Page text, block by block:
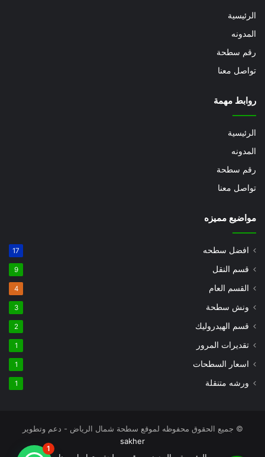
الرئيسية
المدونه
رقم سطحة
تواصل معنا
روابط مهمة
الرئيسية
المدونه
رقم سطحة
تواصل معنا
مواضيع مميزه
افضل سطحه 17
قسم النقل 9
القسم العام 4
ونش سطحة 3
قسم الهيدروليك 2
تقديرات المرور 1
اسعار السطحات 1
ورشه متنقلة 1
© جميع الحقوق محفوظه لموقع سطحة شمال الرياض - دعم وتطوير
sakher
1